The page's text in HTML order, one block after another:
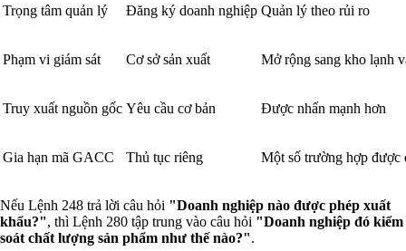
Trọng tâm quản lý Đăng ký doanh nghiệp Quản lý theo rủi ro
Phạm vi giám sát Cơ sở sản xuất Mở rộng sang kho lạnh
Truy xuất nguồn gốc Yêu cầu cơ bản Được nhấn mạnh hơn
Gia hạn mã GACC Thủ tục riêng Một số trường hợp được
Nếu Lệnh 248 trả lời câu hỏi "Doanh nghiệp nào được phép xuất
khẩu?", thì Lệnh 280 tập trung vào câu hỏi "Doanh nghiệp đó kiểm
soát chất lượng sản phẩm như thế nào?".